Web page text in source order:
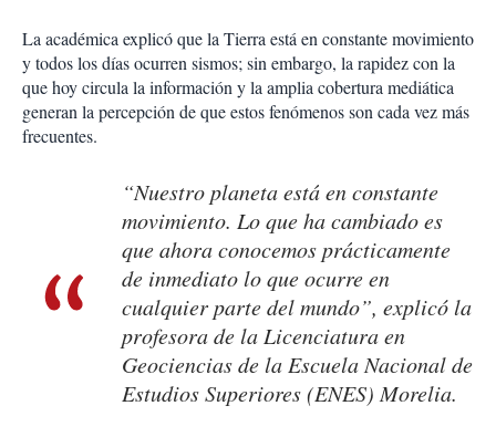
La académica explicó que la Tierra está en constante movimiento
y todos los días ocurren sismos; sin embargo, la rapidez con la
que hoy circula la información y la amplia cobertura mediática
generan la percepción de que estos fenómenos son cada vez más
frecuentes.
“Nuestro planeta está en constante
movimiento. Lo que ha cambiado es
que ahora conocemos prácticamente
de inmediato lo que ocurre en
cualquier parte del mundo”, explicó la
profesora de laLicenciatura en
Geociencias de la Escuela Nacional de
Estudios Superiores (ENES) Morelia.